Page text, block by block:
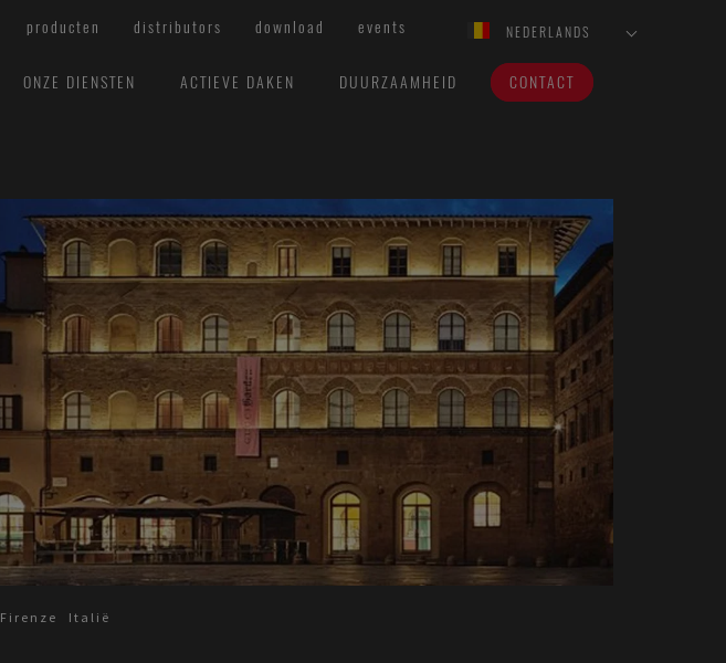
producten distributors download events NEDERLANDS
ONZE DIENSTEN ACTIEVE DAKEN DUURZAAMHEID CONTACT
Firenze Italië